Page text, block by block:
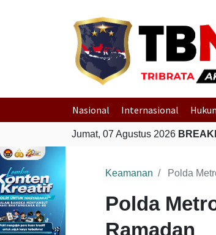
Nasional Internasional
Jumat, 07 Agustus 2026
Keamanan Polda
Polda
Ramadan